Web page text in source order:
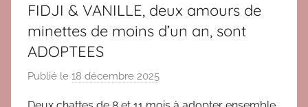
d
u
l
s
FIDJI & VANILLE, deux amours de
minettes de moins d’un an, sont
ADOPTEES
Publié le 18 décembre 2025